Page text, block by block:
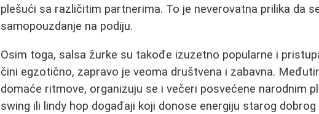
plešući sa različitim partnerima. To je neverovatna prilika da
samopouzdanje na podiju.
Osim toga, salsa žurke su takođe izuzetno popularne i
čini egzotično, zapravo je veoma društvena i zabavna.
domaće ritmove, organizuju se i večeri posvećene narodnim
swing ili lindy hop događaji koji donose energiju starog dobrog